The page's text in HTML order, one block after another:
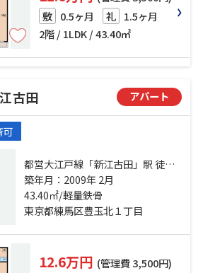
敷 0.5ヶ月 礼 1.5ヶ月
2階 / 1LDK / 43.40㎡
古田 アパート
可
都営大江戸線「新江古田」駅 徒歩3
分 西武池袋線「江古田」駅 徒歩7分
西武有楽町線「新桜台」駅 徒歩12
分
築年月：2009年 2月
43.40㎡/軽量鉄骨
東京都練馬区豊玉北１丁目
12.6万円 (管理費 3,500円)